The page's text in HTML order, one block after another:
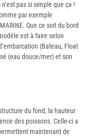
pas si simple que ça !
par exemple
Que ce soit du bord
est à faire selon
(Bateau, Float
(eau douce/mer) et son
du fond, la hauteur
des poissons. Celle-ci a
maintenant de